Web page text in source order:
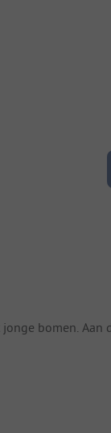
bomen. Aan